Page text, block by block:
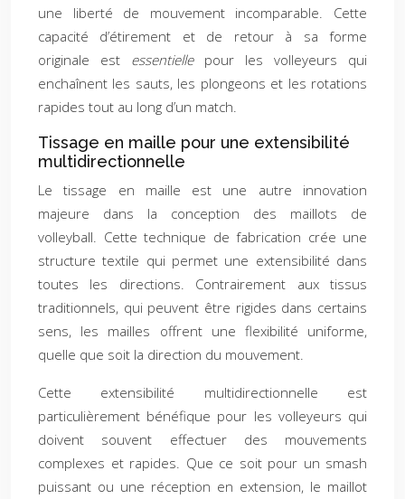
une liberté de mouvement incomparable. Cette
capacité d’étirement et de retour à sa forme
originale est essentielle pour les volleyeurs qui
enchaînent les sauts, les plongeons et les rotations
rapides tout au long d’un match.
Tissage en maille pour une extensibilité
multidirectionnelle
Le tissage en maille est une autre innovation
majeure dans la conception des maillots de
volleyball. Cette technique de fabrication crée une
structure textile qui permet une extensibilité dans
toutes les directions. Contrairement aux tissus
traditionnels, qui peuvent être rigides dans certains
sens, les mailles offrent une flexibilité uniforme,
quelle que soit la direction du mouvement.
Cette extensibilité multidirectionnelle est
particulièrement bénéfique pour les volleyeurs qui
doivent souvent effectuer des mouvements
complexes et rapides. Que ce soit pour un smash
puissant ou une réception en extension, le maillot